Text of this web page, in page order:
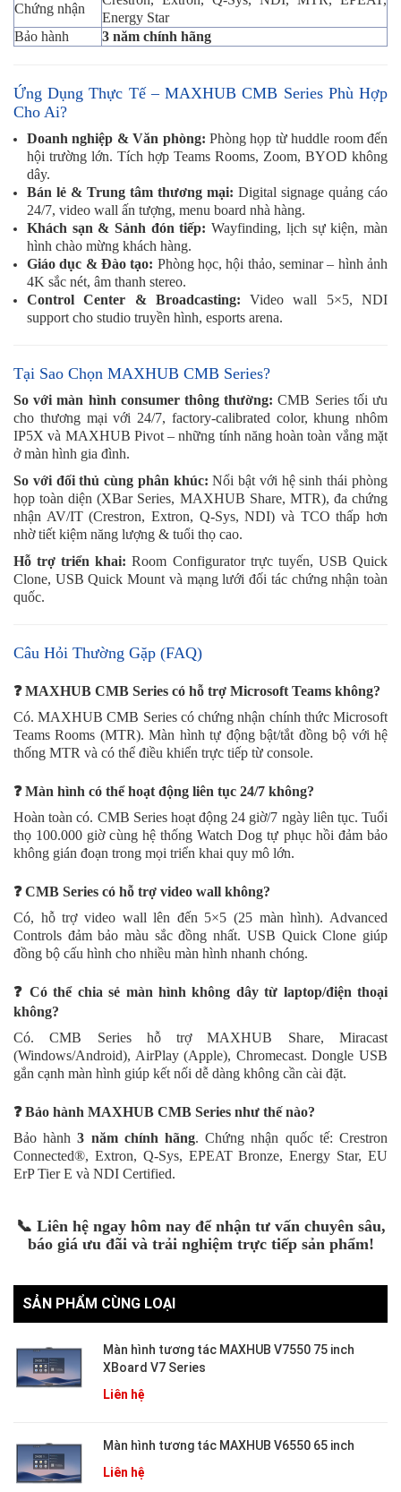
Chứng nhận
Energy Star
Bảo hành
3 năm chính hãng
Ứng Dụng Thực Tế – MAXHUB CMB Series Phù Hợp
Cho Ai?
Doanh nghiệp & Văn phòng: Phòng họp từ huddle room đến
hội trường lớn. Tích hợp Teams Rooms, Zoom, BYOD không
dây.
Bán lẻ & Trung tâm thương mại: Digital signage quảng cáo
24/7, video wall ấn tượng, menu board nhà hàng.
Khách sạn & Sảnh đón tiếp: Wayfinding, lịch sự kiện, màn
hình chào mừng khách hàng.
Giáo dục & Đào tạo: Phòng học, hội thảo, seminar – hình ảnh
4K sắc nét, âm thanh stereo.
Control Center & Broadcasting: Video wall 5×5, NDI
support cho studio truyền hình, esports arena.
Tại Sao Chọn MAXHUB CMB Series?
So với màn hình consumer thông thường: CMB Series tối ưu
cho thương mại với 24/7, factory-calibrated color, khung nhôm
IP5X và MAXHUB Pivot – những tính năng hoàn toàn vắng mặt
ở màn hình gia đình.
So với đối thủ cùng phân khúc: Nổi bật với hệ sinh thái phòng
họp toàn diện (XBar Series, MAXHUB Share, MTR), đa chứng
nhận AV/IT (Crestron, Extron, Q-Sys, NDI) và TCO thấp hơn
nhờ tiết kiệm năng lượng & tuổi thọ cao.
Hỗ trợ triển khai: Room Configurator trực tuyến, USB Quick
Clone, USB Quick Mount và mạng lưới đối tác chứng nhận toàn
quốc.
Câu Hỏi Thường Gặp (FAQ)
❓ MAXHUB CMB Series có hỗ trợ Microsoft Teams không?
Có. MAXHUB CMB Series có chứng nhận chính thức Microsoft
Teams Rooms (MTR). Màn hình tự động bật/tắt đồng bộ với hệ
thống MTR và có thể điều khiển trực tiếp từ console.
❓ Màn hình có thể hoạt động liên tục 24/7 không?
Hoàn toàn có. CMB Series hoạt động 24 giờ/7 ngày liên tục. Tuổi
thọ 100.000 giờ cùng hệ thống Watch Dog tự phục hồi đảm bảo
không gián đoạn trong mọi triển khai quy mô lớn.
❓ CMB Series có hỗ trợ video wall không?
Có, hỗ trợ video wall lên đến 5×5 (25 màn hình). Advanced
Controls đảm bảo màu sắc đồng nhất. USB Quick Clone giúp
đồng bộ cấu hình cho nhiều màn hình nhanh chóng.
❓ Có thể chia sẻ màn hình không dây từ laptop/điện thoại
không?
Có. CMB Series hỗ trợ MAXHUB Share, Miracast
(Windows/Android), AirPlay (Apple), Chromecast. Dongle USB
gắn cạnh màn hình giúp kết nối dễ dàng không cần cài đặt.
❓ Bảo hành MAXHUB CMB Series như thế nào?
Bảo hành3 năm chính hãng. Chứng nhận quốc tế: Crestron
Connected®, Extron, Q-Sys, EPEAT Bronze, Energy Star, EU
ErP Tier E và NDI Certified.
📞 Liên hệ ngay hôm nay để nhận tư vấn chuyên sâu,
báo giá ưu đãi và trải nghiệm trực tiếp sản phẩm!
SẢN PHẨM CÙNG LOẠI
Màn hình tương tác MAXHUB V7550 75 inch
XBoard V7 Series
Liên hệ
Màn hình tương tác MAXHUB V6550 65 inch
Liên hệ